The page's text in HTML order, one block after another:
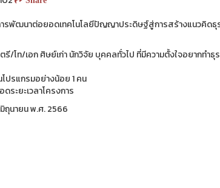
ารพัฒนาต่อยอดเทคโนโลยีปัญญาประดิษฐ์สู่การสร้างแนวคิดธุ
/โท/เอก ศิษย์เก่า นักวิจัย บุคคลทั่วไป ที่มีความตั้งใจอยากทำธุ
ปรแกรมอย่างน้อย 1 คน
ระยะเวลาโครงการ
ถุนายน พ.ศ. 2566